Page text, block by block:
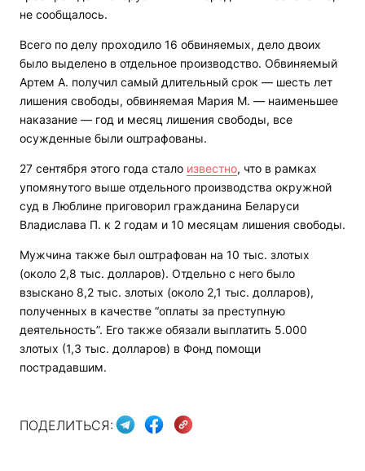
не сообщалось.
Всего по делу проходило 16 обвиняемых, дело двоих
было выделено в отдельное производство. Обвиняемый
Артем А. получил самый длительный срок — шесть лет
лишения свободы, обвиняемая Мария М. — наименьшее
наказание — год и месяц лишения свободы, все
осужденные были оштрафованы.
27 сентября этого года стало известно, что в рамках
упомянутого выше отдельного производства окружной
суд в Люблине приговорил гражданина Беларуси
Владислава П. к 2 годам и 10 месяцам лишения свободы.
Мужчина также был оштрафован на 10 тыс. злотых
(около 2,8 тыс. долларов). Отдельно с него было
взыскано 8,2 тыс. злотых (около 2,1 тыс. долларов),
полученных в качестве “оплаты за преступную
деятельность”. Его также обязали выплатить 5.000
злотых (1,3 тыс. долларов) в Фонд помощи
пострадавшим.
ПОДЕЛИТЬСЯ: